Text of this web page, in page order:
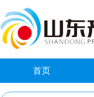
首页